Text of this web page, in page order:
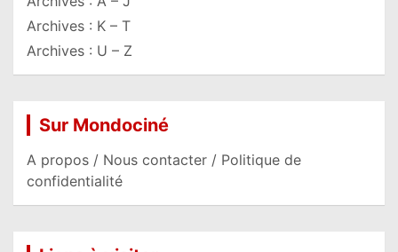
Archives : K – T
Archives : U – Z
Sur Mondociné
A propos / Nous contacter / Politique de
confidentialité